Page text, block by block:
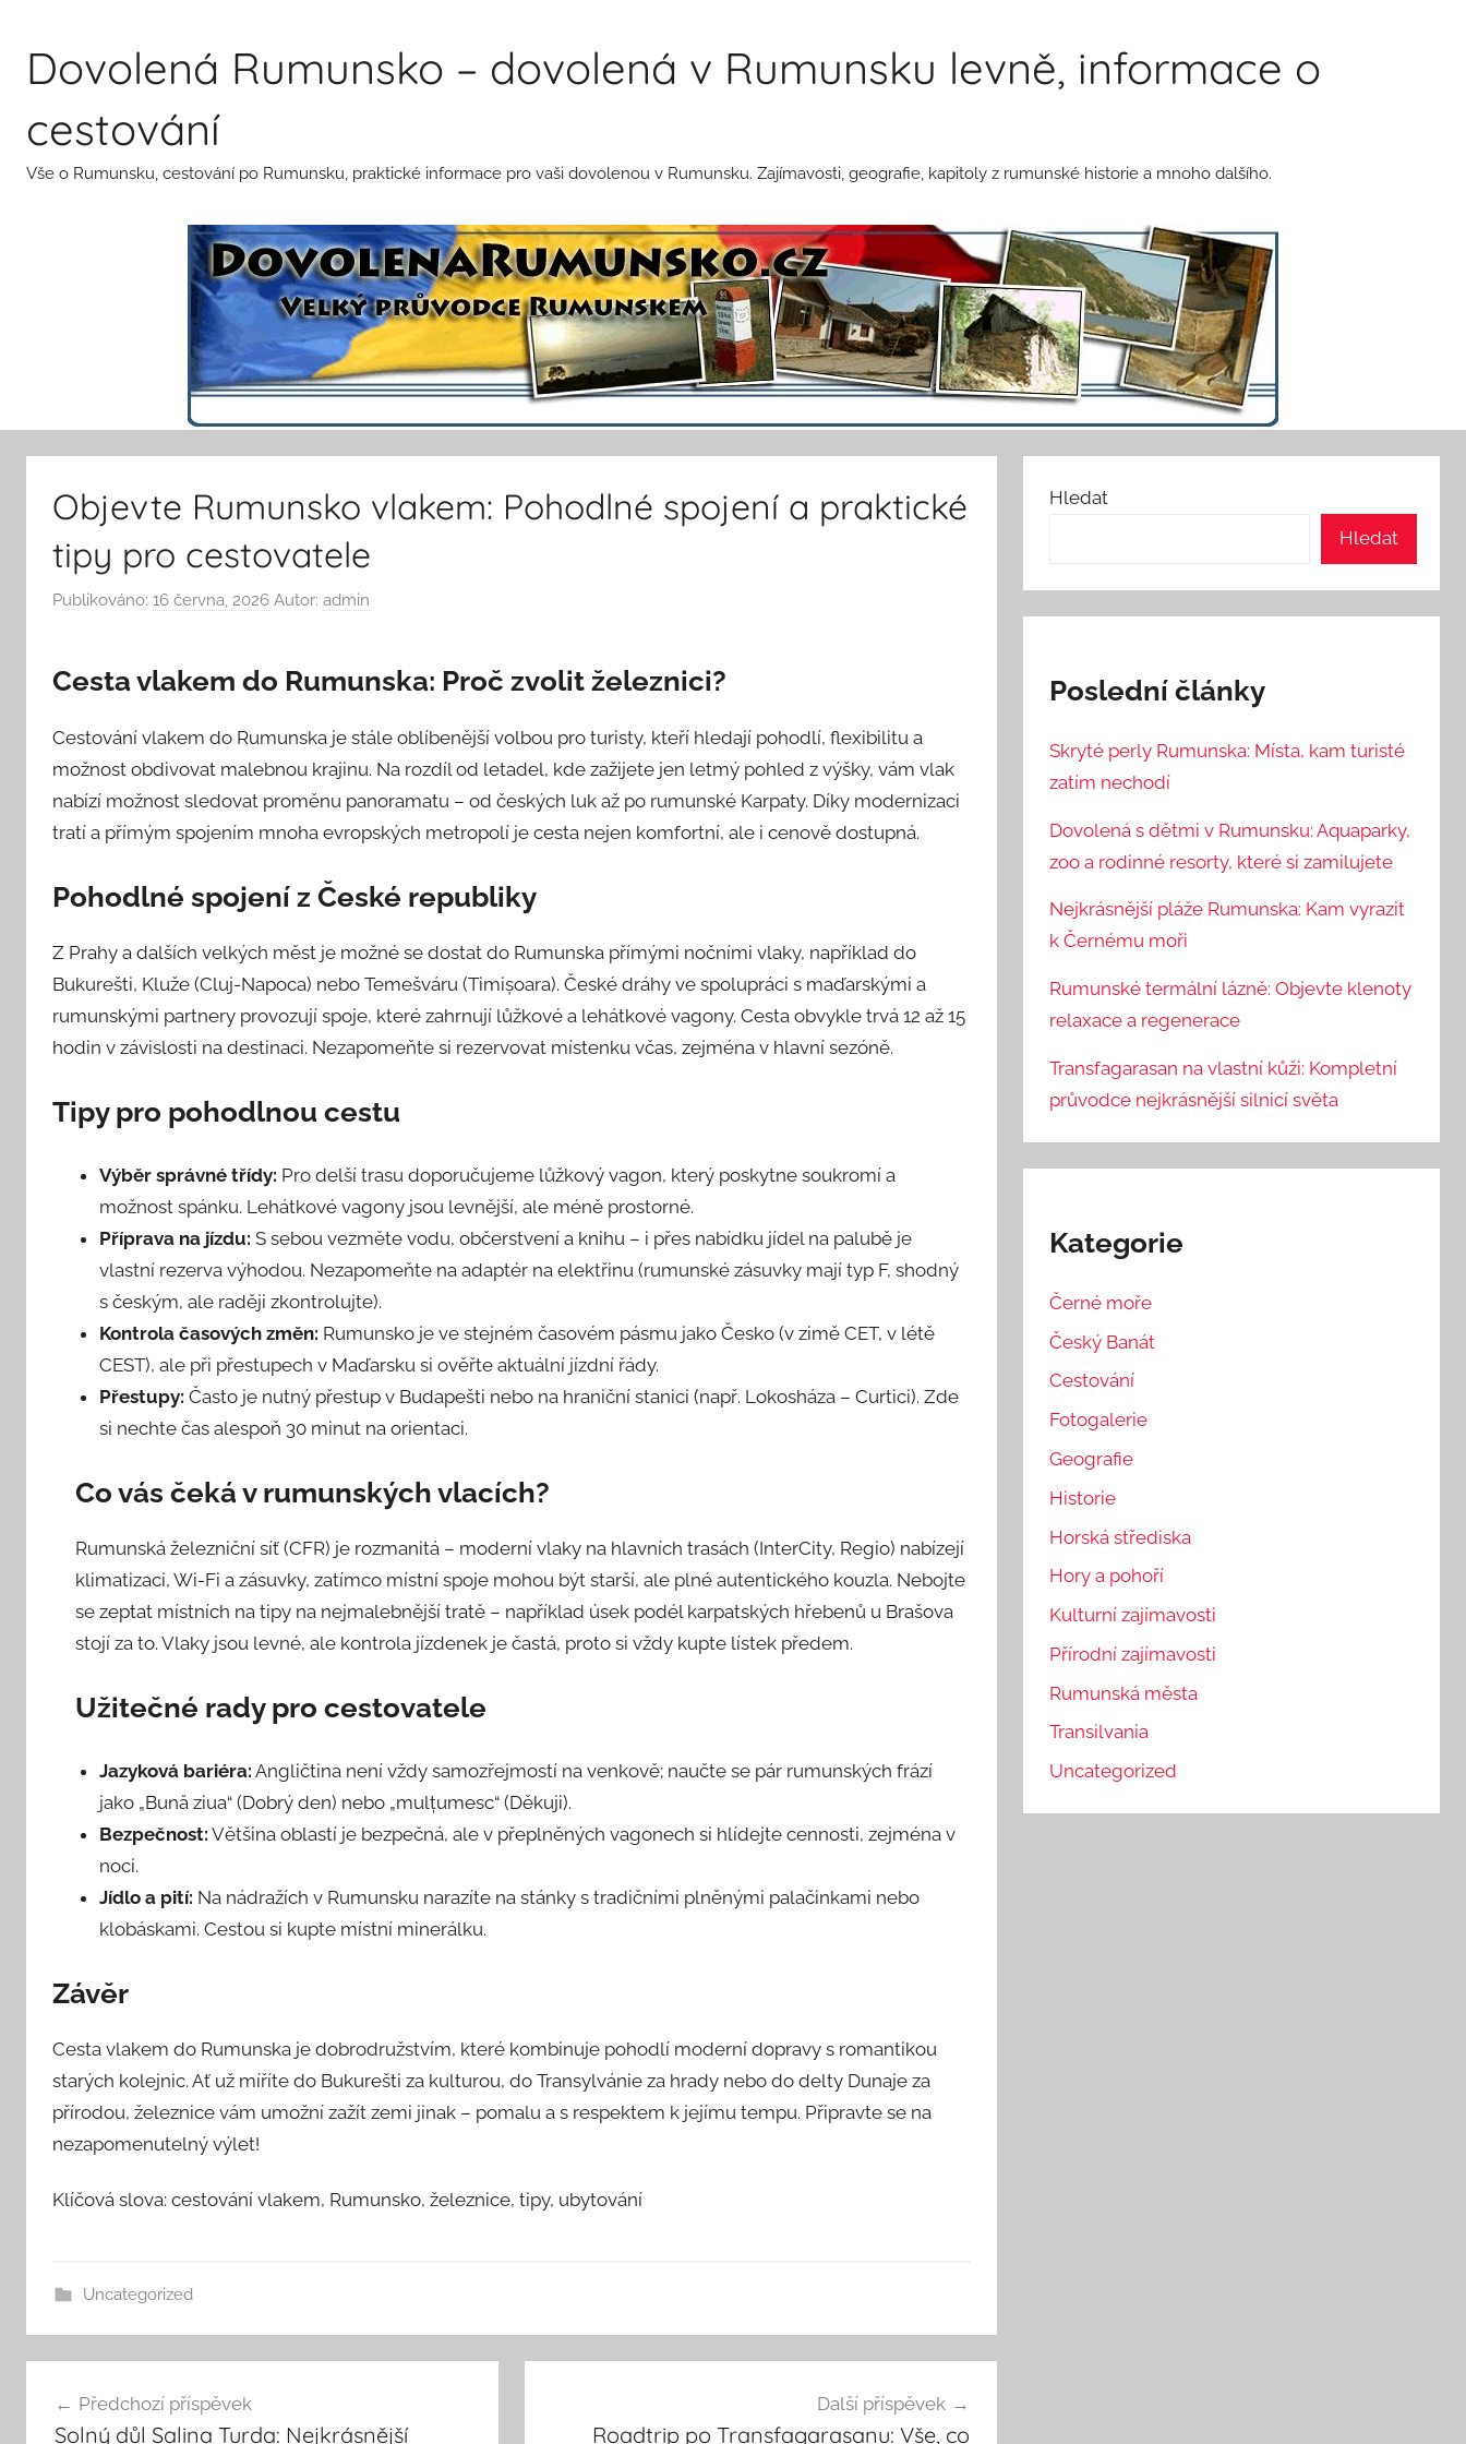
obsahuDovolená Rumunsko – dovolená v Rumunsku levně, informace o
cestování
Vše o Rumunsku, cestování po Rumunsku, praktické informace pro vaši dovolenou v Rumunsku. Zajímavosti, geografie, kapitoly z rumunské historie a mnoho dalšího.
Objevte Rumunsko vlakem: Pohodlné spojení a praktické
tipy pro cestovatele
Publikováno: 16 června, 2026 Autor: admin
Cesta vlakem do Rumunska: Proč zvolit železnici?
Cestování vlakem do Rumunska je stále oblíbenější volbou pro turisty, kteří hledají pohodlí, flexibilitu a
možnost obdivovat malebnou krajinu. Na rozdíl od letadel, kde zažijete jen letmý pohled z výšky, vám vlak
nabízí možnost sledovat proměnu panoramatu – od českých luk až po rumunské Karpaty. Díky modernizaci
tratí a přímým spojením mnoha evropských metropolí je cesta nejen komfortní, ale i cenově dostupná.
Pohodlné spojení z České republiky
Z Prahy a dalších velkých měst je možné se dostat do Rumunska přímými nočními vlaky, například do
Bukurešti, Kluže (Cluj-Napoca) nebo Temešváru (Timișoara). České dráhy ve spolupráci s maďarskými a
rumunskými partnery provozují spoje, které zahrnují lůžkové a lehátkové vagony. Cesta obvykle trvá 12 až 15
hodin v závislosti na destinaci. Nezapomeňte si rezervovat místenku včas, zejména v hlavní sezóně.
Tipy pro pohodlnou cestu
Výběr správné třídy: Pro delší trasu doporučujeme lůžkový vagon, který poskytne soukromí a
možnost spánku. Lehátkové vagony jsou levnější, ale méně prostorné.
Příprava na jízdu: S sebou vezměte vodu, občerstvení a knihu – i přes nabídku jídel na palubě je
vlastní rezerva výhodou. Nezapomeňte na adaptér na elektřinu (rumunské zásuvky mají typ F, shodný
s českým, ale raději zkontrolujte).
Kontrola časových změn: Rumunsko je ve stejném časovém pásmu jako Česko (v zimě CET, v létě
CEST), ale při přestupech v Maďarsku si ověřte aktuální jízdní řády.
Přestupy: Často je nutný přestup v Budapešti nebo na hraniční stanici (např. Lokosháza – Curtici). Zde
si nechte čas alespoň 30 minut na orientaci.
Co vás čeká v rumunských vlacích?
Rumunská železniční síť (CFR) je rozmanitá – moderní vlaky na hlavních trasách (InterCity, Regio) nabízejí
klimatizaci, Wi-Fi a zásuvky, zatímco místní spoje mohou být starší, ale plné autentického kouzla. Nebojte
se zeptat místních na tipy na nejmalebnější tratě – například úsek podél karpatských hřebenů u Brašova
stojí za to. Vlaky jsou levné, ale kontrola jízdenek je častá, proto si vždy kupte lístek předem.
Užitečné rady pro cestovatele
Jazyková bariéra: Angličtina není vždy samozřejmostí na venkově; naučte se pár rumunských frází
jako „Bună ziua“ (Dobrý den) nebo „mulțumesc“ (Děkuji).
Bezpečnost: Většina oblastí je bezpečná, ale v přeplněných vagonech si hlídejte cennosti, zejména v
noci.
Jídlo a pití: Na nádražích v Rumunsku narazíte na stánky s tradičními plněnými palačinkami nebo
klobáskami. Cestou si kupte místní minerálku.
Závěr
Cesta vlakem do Rumunska je dobrodružstvím, které kombinuje pohodlí moderní dopravy s romantikou
starých kolejnic. Ať už míříte do Bukurešti za kulturou, do Transylvánie za hrady nebo do delty Dunaje za
přírodou, železnice vám umožní zažít zemi jinak – pomalu a s respektem k jejímu tempu. Připravte se na
nezapomenutelný výlet!
Klíčová slova: cestování vlakem, Rumunsko, železnice, tipy, ubytování
Uncategorized
pro Předchozí příspěvek
Solný důl Salina Turda: Nejkrásnější
Další příspěvek
Roadtrip po Transfagarasanu: Vše, co
Hledat
Hledat
Poslední články
Skryté perly Rumunska: Místa, kam turisté
zatím nechodí
Dovolená s dětmi v Rumunsku: Aquaparky,
zoo a rodinné resorty, které si zamilujete
Nejkrásnější pláže Rumunska: Kam vyrazit
k Černému moři
Rumunské termální lázně: Objevte klenoty
relaxace a regenerace
Transfagarasan na vlastní kůži: Kompletní
průvodce nejkrásnější silnicí světa
Kategorie
Černé moře
Český Banát
Cestování
Fotogalerie
Geografie
Historie
Horská střediska
Hory a pohoří
Kulturní zajímavosti
Přírodní zajímavosti
Rumunská města
Transilvania
Uncategorized